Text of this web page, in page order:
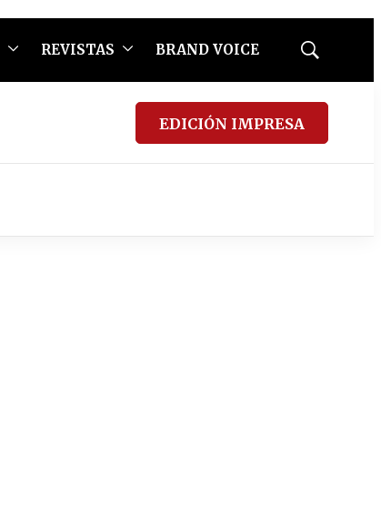
REVISTAS BRAND VOICE
Mostrar
EDICIÓN IMPRESA